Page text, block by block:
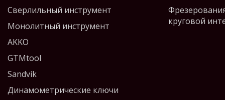
Сверлильный инструмент
Монолитный инструмент
AKKO
GTMtool
Sandvik
Динамометрические ключи
круговой